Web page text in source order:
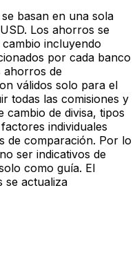
basan en una sola
Los ahorros se
incluyendo
por cada banco
ahorros de
válidos solo para el
todas las comisiones y
cambio de divisa, tipos
individuales
de comparación. Por lo
ser indicativos de
como guía. El
se actualiza